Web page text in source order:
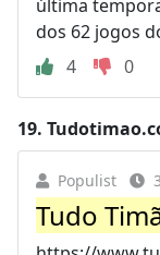
última
dos 62 jogos
4
0
19.
Populist
Tudo